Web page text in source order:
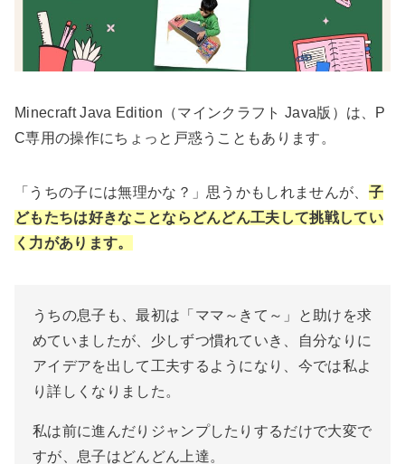
Minecraft Java Edition（マインクラフト Java版）は、P
C専用の操作にちょっと戸惑うこともあります。
「うちの子には無理かな？」思うかもしれませんが、 子
どもたちは好きなことならどんどん工夫して挑戦してい
く力があります。
うちの息子も、最初は「ママ～きて～」と助けを求
めていましたが、少しずつ慣れていき、自分なりに
アイデアを出して工夫するようになり、今では私よ
り詳しくなりました。
私は前に進んだりジャンプしたりするだけで大変で
すが、息子はどんどん上達。